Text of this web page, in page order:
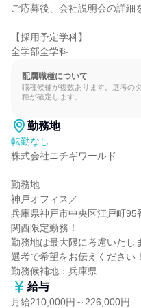
ご応募後、会社説明会の詳細
【採用予定学科】
全学部全学科
配属職種について
職種候補が複数あります。選考の
種が確定します。
勤務地
転勤なし
株式会社ニチギワールド
勤務地
神戸オフィス／
兵庫県神戸市中央区江戸町95
関西限定勤務！
勤務地は最大限に考慮いたし
選考で希望をお伝えください！
勤務候補地：兵庫県
給与
月給210,000円～226,000円